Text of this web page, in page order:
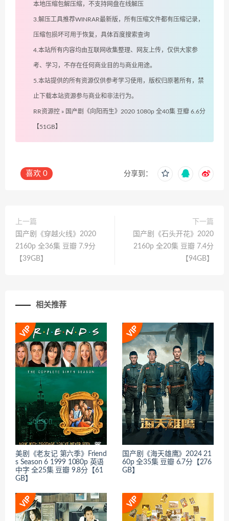
本地压缩包解压缩，不支持网盘在线解压
3.解压工具推荐WINRAR最新版，所有压缩文件都有压缩记录，
压缩包损坏可用于恢复，具体百度搜索查询
4.本站所有内容均由互联网收集整理、网友上传，仅供大家参
考、学习，不存在任何商业目的与商业用途。
5.本站提供的所有资源仅供参考学习使用，版权归原著所有，禁
止下载本站资源参与商业和非法行为。
RR资源控 » 国产剧《向阳而生》2020 1080p 全40集 豆瓣 6.6分
【51GB】
喜欢 0 分享到：
上一篇
国产剧《穿越火线》2020
2160p 全36集 豆瓣 7.9分
【39GB】
下一篇
国产剧《石头开花》2020
2160p 全20集 豆瓣 7.4分
【94GB】
相关推荐
美剧《老友记 第六季》Friend
s Season 6 1999 1080p 英语
中字 全25集 豆瓣 9.8分【61
GB】
国产剧《海天雄鹰》2024 21
60p 全35集 豆瓣 6.7分【276
GB】